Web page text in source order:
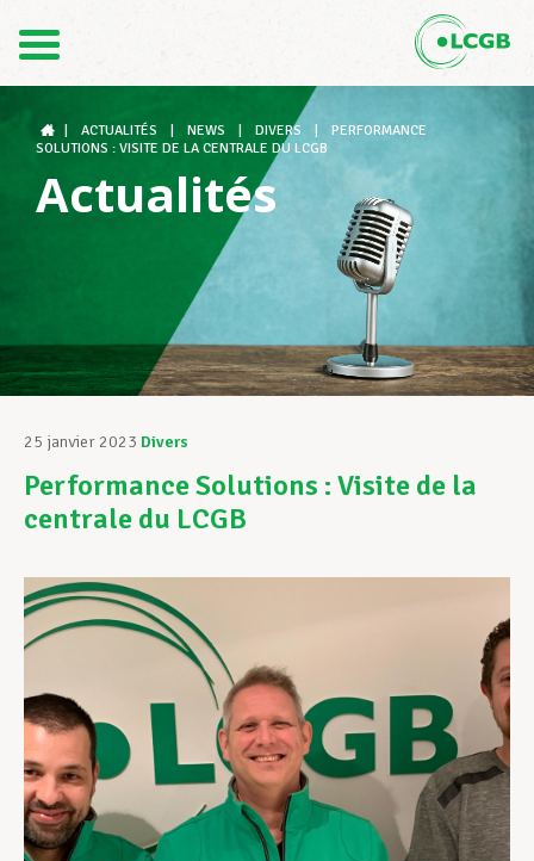
DE
Le LCGB
Structures syndicales
Assistance au Travail
Vos droits
Assistance en vie privée
Développement professionnel
Devenir Membre
ACTUALITÉS NEWS DIVERS
PERFORMANCE
SOLUTIONS : VISITE DE LA CENTRALE DU LCGB
Actualités
25 janvier 2023 Divers
Performance Solutions : Visite de la
centrale du LCGB